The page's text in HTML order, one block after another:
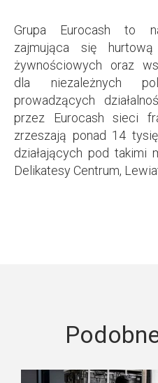
Grupa Eurocash to
zajmująca się
żywnościowych oraz
dla niezależnych
prowadzących
przez Eurocash sieci
zrzeszają ponad 14
działających pod takimi
Delikatesy Centrum,